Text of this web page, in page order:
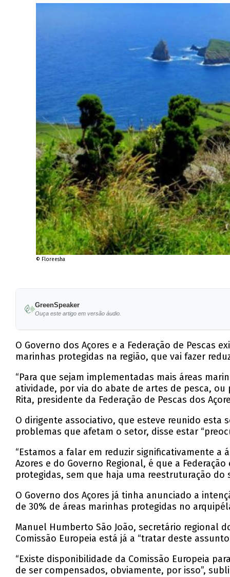
© Floreesha
GreenSpeaker
Ouça este artigo em versão áudio.
O Governo dos Açores e a Federação de Pescas
marinhas protegidas na região, que vai fazer
“Para que sejam implementadas mais áreas
atividade, por via do abate de artes de pesca,
Rita, presidente da Federação de Pescas dos
O dirigente associativo, que esteve reunido esta
problemas que afetam o setor, disse estar
“Estamos a falar em reduzir significativamente
Azores e do Governo Regional, é que a
protegidas, sem que haja uma reestruturação do
O Governo dos Açores já tinha anunciado a
de 30% de áreas marinhas protegidas no
Manuel Humberto São João, secretário regional
Comissão Europeia está já a “tratar deste
“Existe disponibilidade da Comissão Europeia
de ser compensados, obviamente, por isso”,